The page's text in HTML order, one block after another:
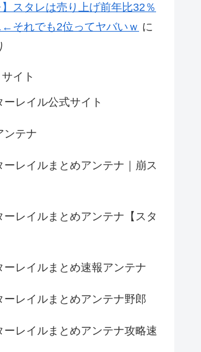
】スタレは売り上げ前年比32％
それでも2位ってヤバいｗ に
イト
ーレイル公式サイト
ンテナ
ーレイルまとめアンテナ｜崩ス
ーレイルまとめアンテナ【スタ
ーレイルまとめ速報アンテナ
ーレイルまとめアンテナ野郎
ーレイルまとめアンテナ攻略速